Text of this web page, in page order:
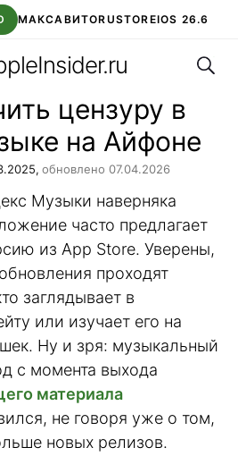
МАКСАВИТОRUSTOREIOS 26.6
ОНЛАЙН ЧАТ В ROBLOX
цензуру в
на Айфоне
обновлено 07.04.2026
Музыки наверняка
часто предлагает
из App Store. Уверены,
проходят
заглядывает в
или изучает его на
Ну и зря: музыкальный
с момента выхода
материала
не говоря уже о том,
новых релизов.